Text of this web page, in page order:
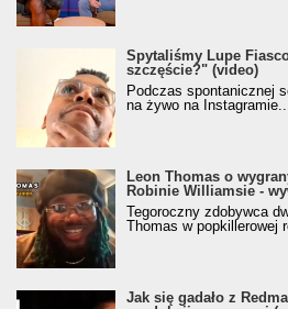
Spytaliśmy Lupe
szczęście?" (video)
Podczas spontanicznej
na żywo na
Leon Thomas o
Robinie Williamsie -
Tegoroczny zdobywca
Thomas w popkillerowej
Jak się gadało z